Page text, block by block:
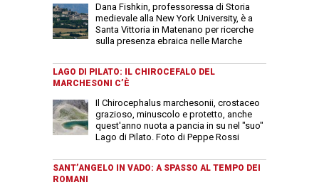
Dana Fishkin, professoressa di Storia
medievale alla New York University, è a
Santa Vittoria in Matenano per ricerche
sulla presenza ebraica nelle Marche
LAGO DI PILATO: IL CHIROCEFALO DEL
MARCHESONI C’È
Il Chirocephalus marchesonii, crostaceo
grazioso, minuscolo e protetto, anche
quest'anno nuota a pancia in su nel "suo"
Lago di Pilato. Foto di Peppe Rossi
SANT’ANGELO IN VADO: A SPASSO AL TEMPO DEI
ROMANI